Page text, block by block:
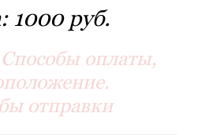
1000 руб.
оплаты,
отправки